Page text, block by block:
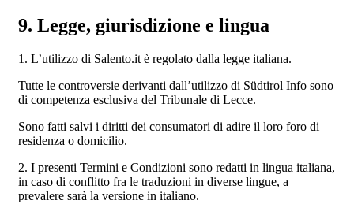
9. Legge, giurisdizione e lingua
1. L’utilizzo di Salento.it è regolato dalla legge italiana.
Tutte le controversie derivanti dall’utilizzo di Südtirol Info sono
di competenza esclusiva del Tribunale di Lecce.
Sono fatti salvi i diritti dei consumatori di adire il loro foro di
residenza o domicilio.
2. I presenti Termini e Condizioni sono redatti in lingua italiana,
in caso di conflitto fra le traduzioni in diverse lingue, a
prevalere sarà la versione in italiano.